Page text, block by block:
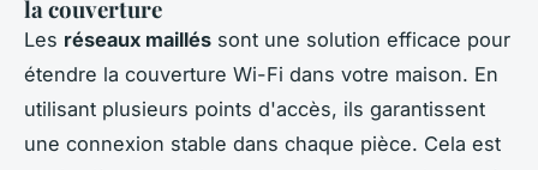
la couverture
Les réseaux maillés sont une solution efficace pour
étendre la couverture Wi-Fi dans votre maison. En
utilisant plusieurs points d'accès, ils garantissent
une connexion stable dans chaque pièce. Cela est